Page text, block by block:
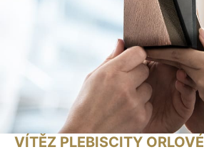
VÍTĚZ PLEBISCITY ORLOVÉ